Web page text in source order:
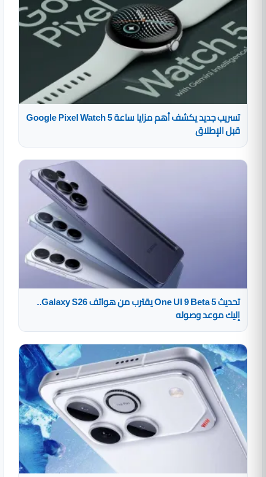
تسريب جديد يكشف أهم مزايا ساعة Google Pixel Watch 5
قبل الإطلاق
تحديث One UI 9 Beta 5 يقترب من هواتف Galaxy S26..
إليك موعد وصوله